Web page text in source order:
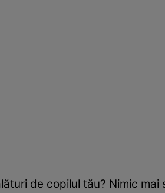
de copilul tău? Nimic mai